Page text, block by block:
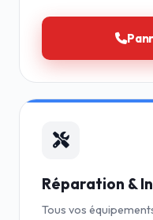
Réparation &
Tous vos